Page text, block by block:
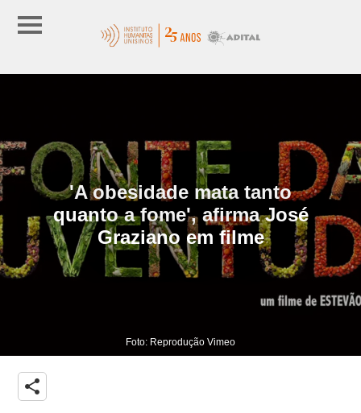
'A obesidade mata tanto
quanto a fome', afirma José
Graziano em filme
Foto: Reprodução Vimeo
share